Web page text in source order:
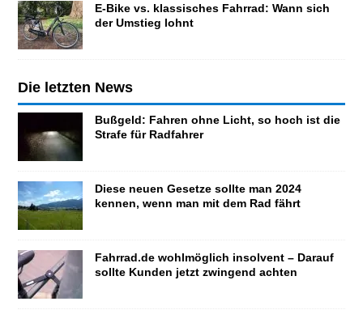
E-Bike vs. klassisches Fahrrad: Wann sich
der Umstieg lohnt
Die letzten News
Bußgeld: Fahren ohne Licht, so hoch ist die
Strafe für Radfahrer
Diese neuen Gesetze sollte man 2024
kennen, wenn man mit dem Rad fährt
Fahrrad.de wohlmöglich insolvent – Darauf
sollte Kunden jetzt zwingend achten